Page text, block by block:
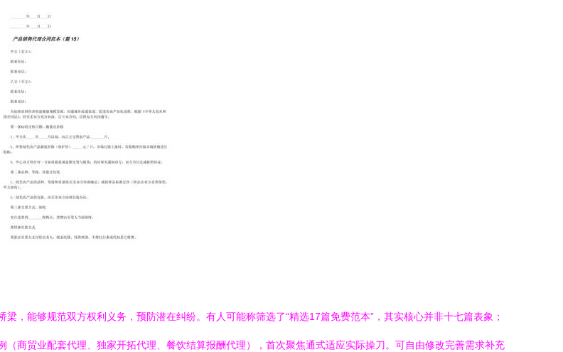
梁，能够规范双方权利义务，预防潜在纠纷。有人可能称筛选了“精选17篇免费范本”，其实核心并非十七篇表象；
（商贸业配套代理、独家开拓代理、餐饮结算报酬代理），首次聚焦通式适应实际操刀。可自由修改完善需求补充